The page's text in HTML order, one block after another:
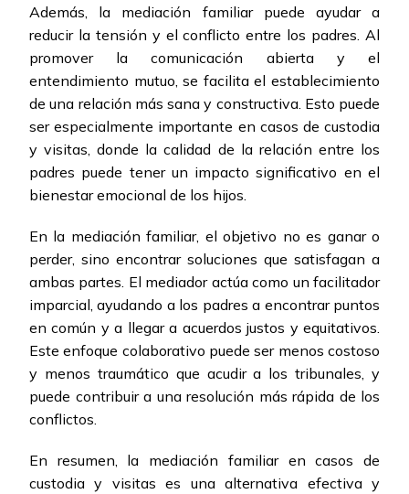
Además, la mediación familiar puede ayudar a
reducir la tensión y el conflicto entre los padres. Al
promover la comunicación abierta y el
entendimiento mutuo, se facilita el establecimiento
de una relación más sana y constructiva. Esto puede
ser especialmente importante en casos de custodia
y visitas, donde la calidad de la relación entre los
padres puede tener un impacto significativo en el
bienestar emocional de los hijos.
En la mediación familiar, el objetivo no es ganar o
perder, sino encontrar soluciones que satisfagan a
ambas partes. El mediador actúa como un facilitador
imparcial, ayudando a los padres a encontrar puntos
en común y a llegar a acuerdos justos y equitativos.
Este enfoque colaborativo puede ser menos costoso
y menos traumático que acudir a los tribunales, y
puede contribuir a una resolución más rápida de los
conflictos.
En resumen, la mediación familiar en casos de
custodia y visitas es una alternativa efectiva y